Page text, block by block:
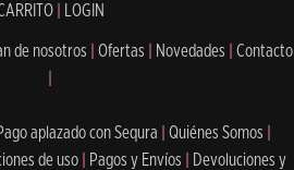
| LOGIN
de nosotros Ofertas Novedades
Contacto
aplazado con Sequra Quiénes Somos
de uso Pagos y Envíos
Devoluciones y